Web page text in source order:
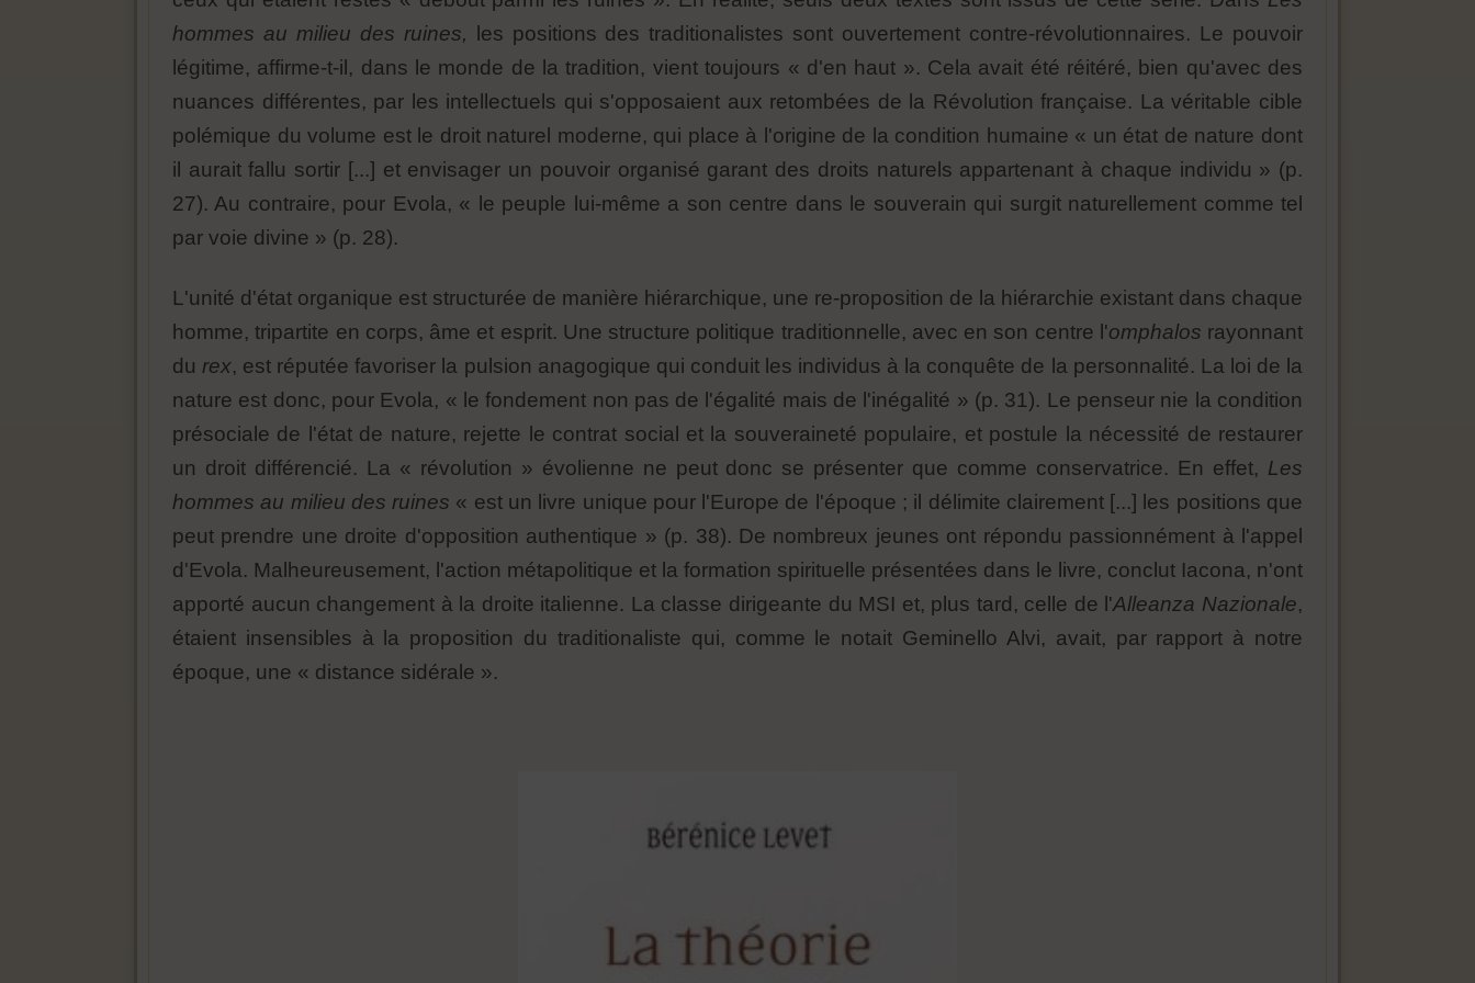
hommes au milieu des ruines, les positions des traditionalistes sont ouvertement contre-révolutionnaires. Le pouvoir
légitime, affirme-t-il, dans le monde de la tradition, vient toujours « d'en haut ». Cela avait été réitéré, bien qu'avec des
nuances différentes, par les intellectuels qui s'opposaient aux retombées de la Révolution française. La véritable cible
polémique du volume est le droit naturel moderne, qui place à l'origine de la condition humaine « un état de nature dont
il aurait fallu sortir [...] et envisager un pouvoir organisé garant des droits naturels appartenant à chaque individu » (p.
27). Au contraire, pour Evola, « le peuple lui-même a son centre dans le souverain qui surgit naturellement comme tel
par voie divine » (p. 28).
L'unité d'état organique est structurée de manière hiérarchique, une re-proposition de la hiérarchie existant dans chaque
homme, tripartite en corps, âme et esprit. Une structure politique traditionnelle, avec en son centre l'omphalos rayonnant
durex, est réputée favoriser la pulsion anagogique qui conduit les individus à la conquête de la personnalité. La loi de la
nature est donc, pour Evola, « le fondement non pas de l'égalité mais de l'inégalité » (p. 31). Le penseur nie la condition
présociale de l'état de nature, rejette le contrat social et la souveraineté populaire, et postule la nécessité de restaurer
un droit différencié. La « révolution » évolienne ne peut donc se présenter que comme conservatrice. En effet, Les
hommes au milieu des ruines « est un livre unique pour l'Europe de l'époque ; il délimite clairement [...] les positions que
peut prendre une droite d'opposition authentique » (p. 38). De nombreux jeunes ont répondu passionnément à l'appel
d'Evola. Malheureusement, l'action métapolitique et la formation spirituelle présentées dans le livre, conclut Iacona, n'ont
apporté aucun changement à la droite italienne. La classe dirigeante du MSI et, plus tard, celle de l'Alleanza Nazionale,
étaient insensibles à la proposition du traditionaliste qui, comme le notait Geminello Alvi, avait, par rapport à notre
époque, une « distance sidérale ».